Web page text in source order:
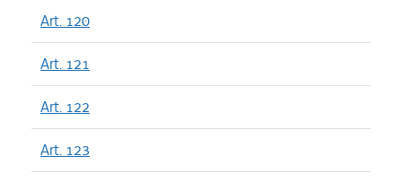
Art. 120
Art. 121
Art. 122
Art. 123